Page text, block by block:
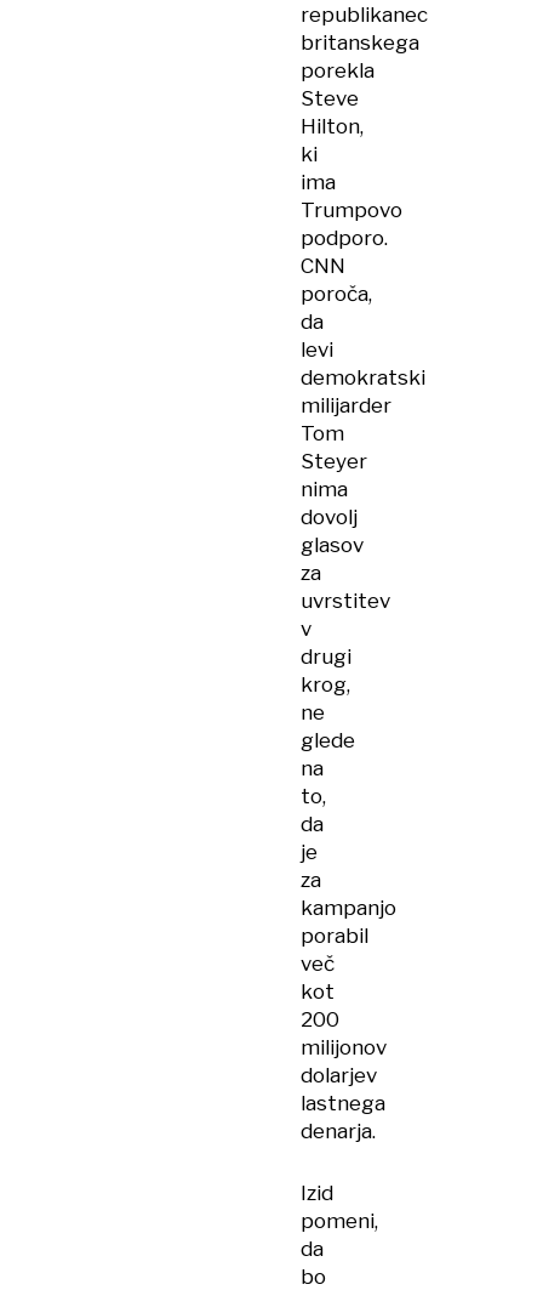
republikanec
britanskega
porekla
Steve
Hilton,
ki
ima
Trumpovo
podporo.
CNN
poroča,
da
levi
demokratski
milijarder
Tom
Steyer
nima
dovolj
glasov
za
uvrstitev
v
drugi
krog,
ne
glede
na
to,
da
je
za
kampanjo
porabil
več
kot
200
milijonov
dolarjev
lastnega
denarja.
Izid
pomeni,
da
bo